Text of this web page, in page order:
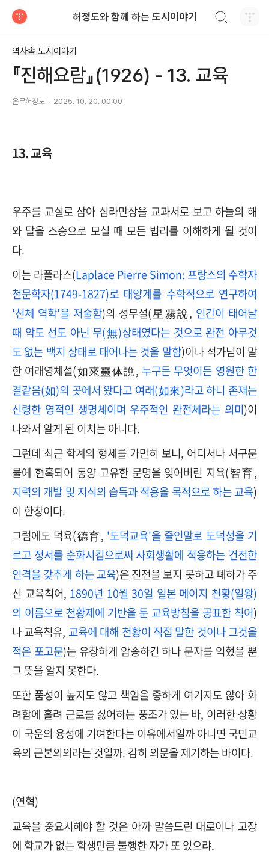
허정도와 함께 하는 도시이야기
역사속 도시이야기
『진해요람』(1926) - 13. 교육
운무허정도 2025. 10. 20. 00:00
13. 교육
우주를 교실로 삼아 심라만상을 교과서로 보고 하늘의 해
와 달을 스승으로 모실 때 모든 법리를 이해하게 될 것이
다.
이는 라플라스(Laplace Pierre Simon: 프랑스의 수학자
천문학자(1749-1827)로 태양계를 수학적으로 연구하여
'천체 역학'을 저술함)의 성무설(星霧說, 인간이 태어날
때 악도 선도 아닌 무(無)상태였다는 것으로 완전 아무것
도 없는 백지 상태로 태어나는 것을 말함)이나 석가님이 말
한 여래영체설(如來靈体說, 누구든 무엇이든 영원한 한
결같음(如)의 곳에서 왔다고 여래(如來)라고 하니 존재는
신령한 영적인 생명체이며 우주적인 완전체라는 의미)이
나와서 알게 된 이치는 아니다.
그런데 최근 학계의 형세를 가만히 보니, 어디서나 서구문
물에 현혹되어 동양 고유한 문명을 잊어버린 지육(智育,
지력의 개발 및 지식의 습득과 적용을 목적으로 하는 교육)
이 한창이다.
그럼에도 덕육(德育, '도덕교육'을 줄인말로 도덕성을 기
르고 정서를 순화시킴으로써 사회생활에 적응하는 건전한
인격을 갖추게 하는 교육)은 진전을 보지 못하고 폐하가 주
신 교육칙어, 1890년 10월30일 일본 메이지 천황(일왕)
의 이름으로 천황제에 기반을 둔 교육방침을 공표한 칙어)
나 교육칙유, 교육에 대해 천황이 직접 말한 것이나 그것을
적은 포고문)는 유창하게 암송하긴 하나 문자를 익혔을 뿐
그 뜻을 알지 못한다.
또한 품성이 높지도 않고 책임을 중하게 여기지도 않아 화
려함에 홀려 근로를 싫어하는 풍조가 있는 바, 이러한 상황
이 국운의 융성에 기여한다는 이유에서일까 아니면 국민교
육의 근본의의라는 것일까. 감히 의문을 제기하는 바이다.
(연혁)
교육을 중요시해야 할 것은 아까 말씀드린 대로이나 고장
에 학교가 없는 학생만큼 불행한 자가 또 있으랴.